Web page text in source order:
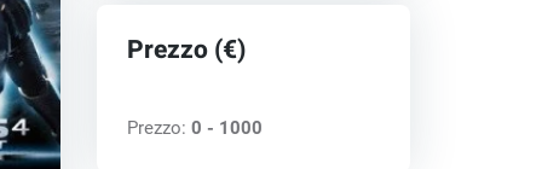
Prezzo (€)
Prezzo:0 - 1000